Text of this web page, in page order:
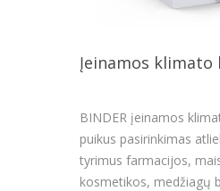
Įeinamos klimato
BINDER įeinamos
puikus pasirinkimas
tyrimus farmacijos,
kosmetikos, medžiagų